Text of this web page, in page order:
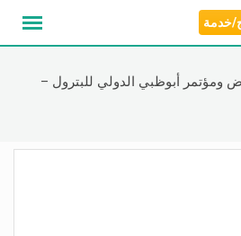
خدمة
ومؤتمر أبوظبي الدولي للبترول –